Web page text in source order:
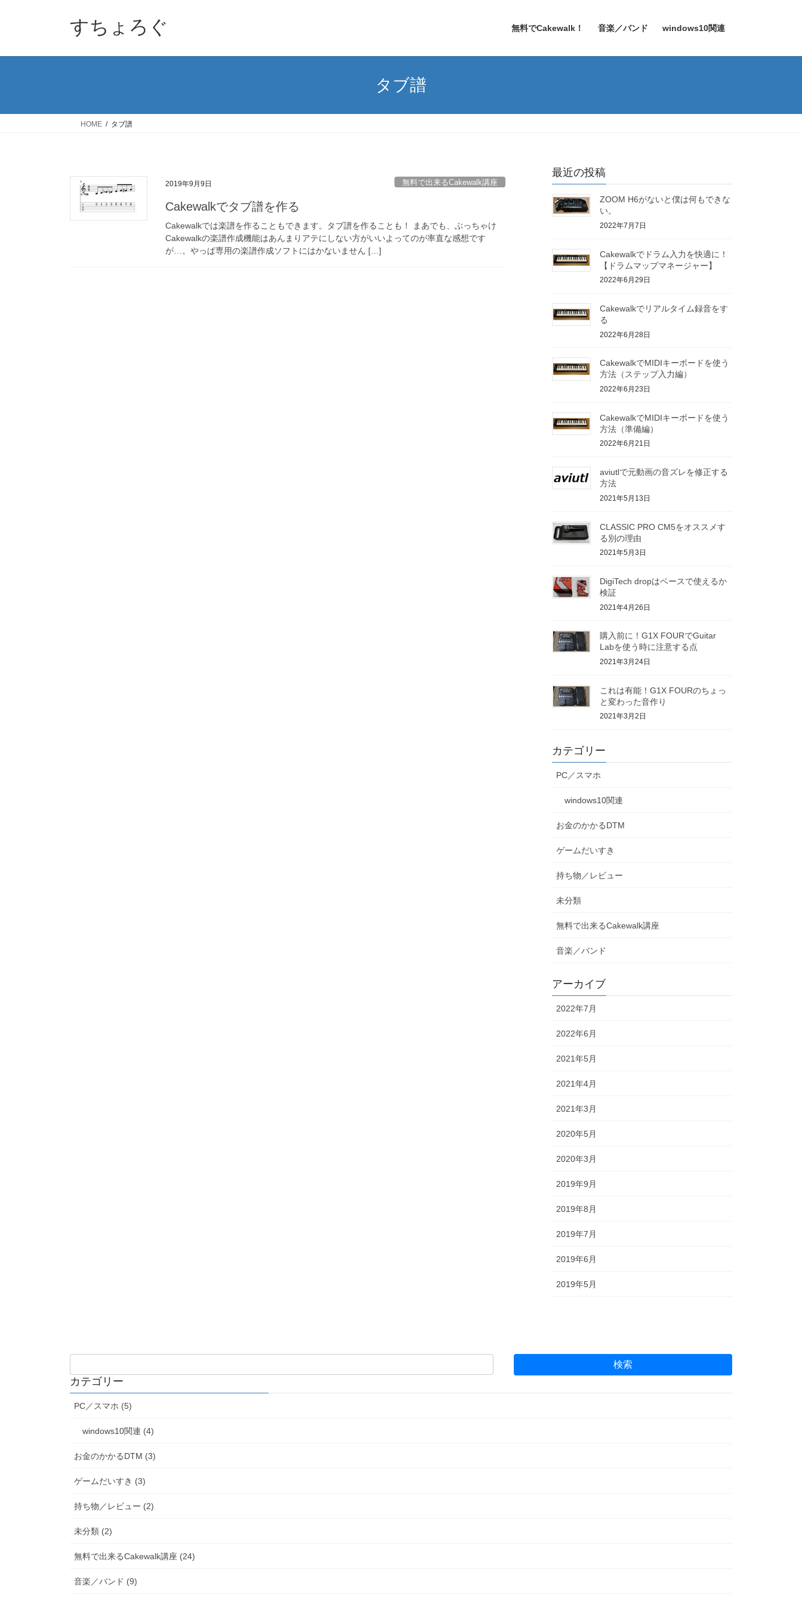
すちょろぐ 無料でCakewalk！ 音楽／バンド windows10関連
タブ譜
HOME タブ譜
2019年9月9日 無料で出来るCakewalk講座
Cakewalkでタブ譜を作る
Cakewalkでは楽譜を作ることもできます。タブ譜を作ることも！ まあでも、ぶっちゃけ
Cakewalkの楽譜作成機能はあんまりアテにしない方がいいよってのが率直な感想です
が…。やっぱ専用の楽譜作成ソフトにはかないません […]
最近の投稿
ZOOM H6がないと僕は何もできな
い。
2022年7月7日
Cakewalkでドラム入力を快適に！
【ドラムマップマネージャー】
2022年6月29日
Cakewalkでリアルタイム録音をす
る
2022年6月28日
CakewalkでMIDIキーボードを使う
方法（ステップ入力編）
2022年6月23日
CakewalkでMIDIキーボードを使う
方法（準備編）
2022年6月21日
aviutlで元動画の音ズレを修正する
方法
2021年5月13日
CLASSIC PRO CM5をオススメす
る別の理由
2021年5月3日
DigiTech dropはベースで使えるか
検証
2021年4月26日
購入前に！G1X FOURでGuitar
Labを使う時に注意する点
2021年3月24日
これは有能！G1X FOURのちょっ
と変わった音作り
2021年3月2日
カテゴリー
PC／スマホ
windows10関連
お金のかかるDTM
ゲームだいすき
持ち物／レビュー
未分類
無料で出来るCakewalk講座
音楽／バンド
アーカイブ
2022年7月
2022年6月
2021年5月
2021年4月
2021年3月
2020年5月
2020年3月
2019年9月
2019年8月
2019年7月
2019年6月
2019年5月
カテゴリー
PC／スマホ (5)
windows10関連 (4)
お金のかかるDTM (3)
ゲームだいすき (3)
持ち物／レビュー (2)
未分類 (2)
無料で出来るCakewalk講座 (24)
音楽／バンド (9)